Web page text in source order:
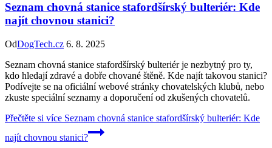
Seznam chovná stanice stafordšírský bulteriér: Kde
najít chovnou stanici?
OdDogTech.cz 6. 8. 2025
Seznam chovná stanice stafordšírský bulteriér je nezbytný pro ty,
kdo hledají zdravé a dobře chované štěně. Kde najít takovou stanici?
Podívejte se na oficiální webové stránky chovatelských klubů, nebo
zkuste speciální seznamy a doporučení od zkušených chovatelů.
Přečtěte si více Seznam chovná stanice stafordšírský bulteriér: Kde
najít chovnou stanici?